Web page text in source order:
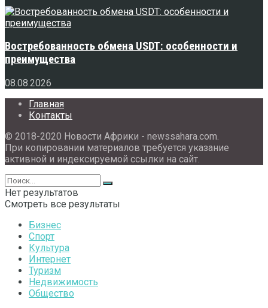
Востребованность обмена USDT: особенности и
преимущества
08.08.2026
Главная
Контакты
© 2018-2020 Новости Африки - newssahara.com.
При копировании материалов требуется указание
активной и индексируемой ссылки на сайт.
Нет результатов
Смотреть все результаты
Бизнес
Спорт
Культура
Интернет
Туризм
Недвижимость
Общество